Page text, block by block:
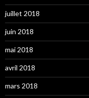
juillet 2018
juin 2018
mai 2018
avril 2018
mars 2018